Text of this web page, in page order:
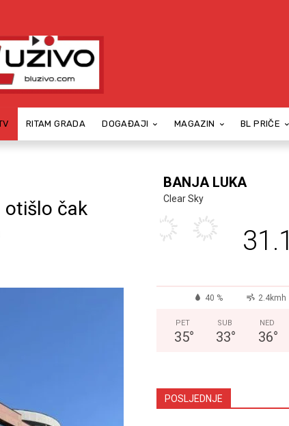
RITAM GRADA DOGAĐAJI MAGAZIN BL PRIČE
otišlo čak
BANJA LUKA
Clear Sky
31.1
40 % 2.4kmh
PET
35°
SUB
33°
NED
36°
POSLJEDNJE